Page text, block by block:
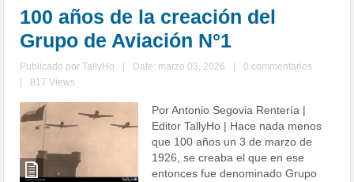
100 años de la creación del
Grupo de Aviación N°1
Publicado porTallyHo Date: marzo 03, 2026
0 commentarios
817 Views
Por Antonio Segovia Rentería |
Editor TallyHo | Hace nada menos
que 100 años un 3 de marzo de
1926, se creaba el que en ese
entonces fue denominado Grupo